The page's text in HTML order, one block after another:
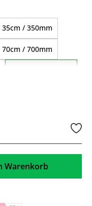
35cm / 350mm
70cm / 700mm
Warenkorb